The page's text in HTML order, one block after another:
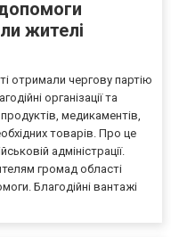
жителі
отримали чергову партію
організації та
медикаментів,
товарів. Про це
адміністрації.
громад області
Благодійні вантажі